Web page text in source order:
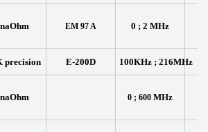
EM 97 A 0 ; 2 MHz
precision E-200D 100KHz ; 216MHz
0 ; 600 MHz